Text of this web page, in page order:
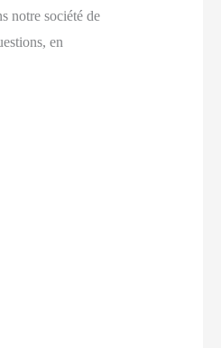
notre société de
en